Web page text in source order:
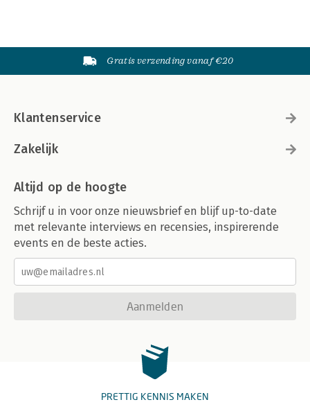
Gratis verzending vanaf €20
Klantenservice
Zakelijk
Altijd op de hoogte
Schrijf u in voor onze nieuwsbrief en blijf up-to-date
met relevante interviews en recensies, inspirerende
events en de beste acties.
Aanmelden
PRETTIG KENNIS MAKEN